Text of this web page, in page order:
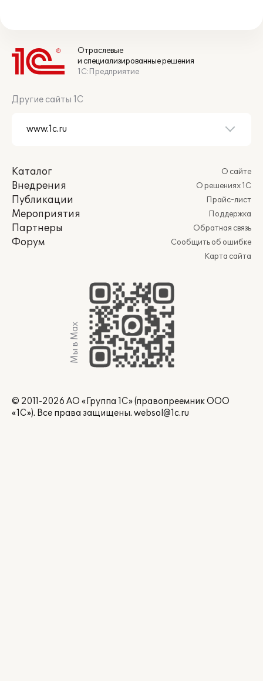
Отраслевые
и специализированные решения
1С:Предприятие
Другие сайты 1С
Каталог
Внедрения
Публикации
Мероприятия
Партнеры
Форум
О сайте
О решениях 1С
Прайс-лист
Поддержка
Обратная связь
Сообщить об ошибке
Карта сайта
Мы в Max
© 2011-2026 АО «Группа 1С» (правопреемник ООО
«1С»). Все права защищены. websol@1c.ru